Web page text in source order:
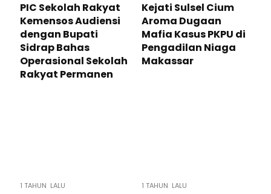
PIC Sekolah Rakyat
Kemensos Audiensi
dengan Bupati
Sidrap Bahas
Operasional Sekolah
Rakyat Permanen
Kejati Sulsel Cium
Aroma Dugaan
Mafia Kasus PKPU di
Pengadilan Niaga
Makassar
1 TAHUN LALU 1 TAHUN LALU